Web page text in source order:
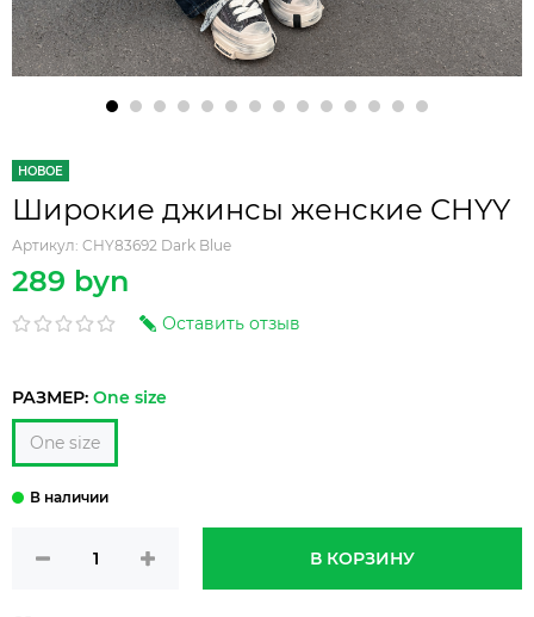
НОВОЕ
Широкие джинсы женские CHYY
Артикул: CHY83692 Dark Blue
289 byn
Оставить отзыв
РАЗМЕР: One size
One size
В КОРЗИНУ